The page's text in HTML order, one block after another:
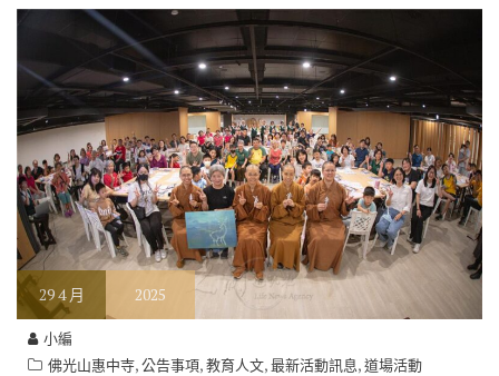
294 月 2025
小編
佛光山惠中寺,公告事項,教育人文,最新活動訊息,道場活動